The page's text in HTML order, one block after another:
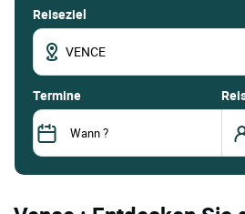
Reiseziel
termine